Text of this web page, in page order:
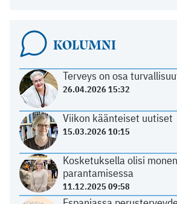
KOLUMNI
Terveys on osa
26.04.2026 15:32
Viikon käänteiset uutiset
15.03.2026 10:15
Kosketuksella olisi
parantamisessa
11.12.2025 09:58